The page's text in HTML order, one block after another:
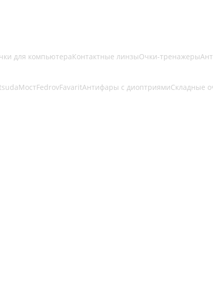
для компьютераКонтактные линзыОчки-тренажеры
МостFedrovFavaritАнтифары с диоптриямиСкладные